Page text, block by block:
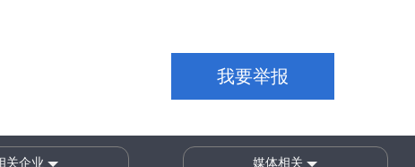
我要举报
关企业 媒体相关